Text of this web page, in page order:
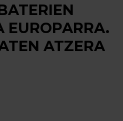
EUROPARRA.
ATZERA